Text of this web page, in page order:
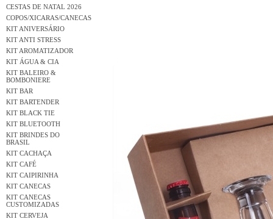
CESTAS DE NATAL 2026
COPOS/XICARAS/CANECAS
KIT ANIVERSÁRIO
KIT ANTI STRESS
KIT AROMATIZADOR
KIT ÁGUA & CIA
KIT BALEIRO &
BOMBONIERE
KIT BAR
KIT BARTENDER
KIT BLACK TIE
KIT BLUETOOTH
KIT BRINDES DO
BRASIL
KIT CACHAÇA
KIT CAFÉ
KIT CAIPIRINHA
KIT CANECAS
KIT CANECAS
CUSTOMIZADAS
KIT CERVEJA